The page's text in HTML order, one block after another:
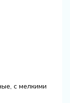
с мелкими